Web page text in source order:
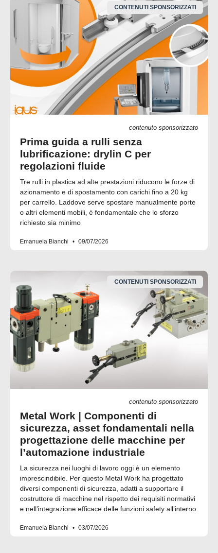
CONTENUTI SPONSORIZZATI
contenuto sponsorizzato
Prima guida a rulli senza
lubrificazione: drylin C per
regolazioni fluide
Tre rulli in plastica ad alte prestazioni riducono le forze di
azionamento e di spostamento con carichi fino a 20 kg
per carrello. Laddove serve spostare manualmente porte
o altri elementi mobili, è fondamentale che lo sforzo
richiesto sia minimo
Emanuela Bianchi 09/07/2026
CONTENUTI SPONSORIZZATI
contenuto sponsorizzato
Metal Work | Componenti di
sicurezza, asset fondamentali nella
progettazione delle macchine per
l’automazione industriale
La sicurezza nei luoghi di lavoro oggi è un elemento
imprescindibile. Per questo Metal Work ha progettato
diversi componenti di sicurezza, adatti a supportare il
costruttore di macchine nel rispetto dei requisiti normativi
e nell’integrazione efficace delle funzioni safety all’interno
Emanuela Bianchi 03/07/2026